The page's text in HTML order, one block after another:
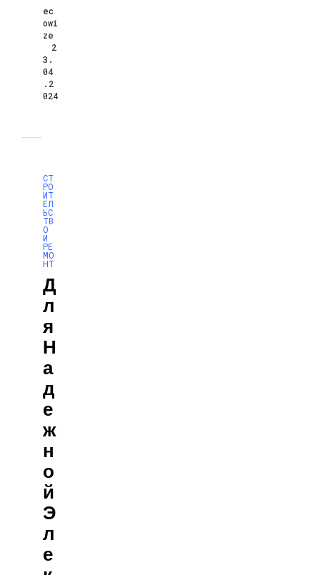
ec
owi
ze
2
3.
04
.2
024
СТ
РО
ИТ
ЕЛ
ЬС
ТВ
О
И
РЕ
МО
НТ
Д
Л
Я
Н
А
Д
Е
Ж
Н
О
Й
Э
Л
Е